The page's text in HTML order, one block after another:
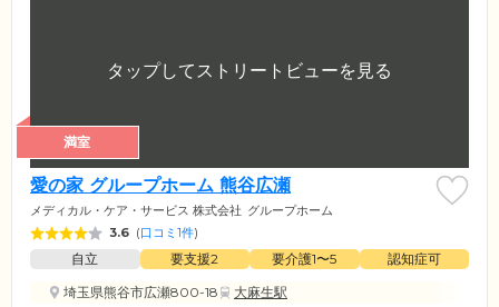
満室
愛の家 グループホーム 熊谷広瀬
メディカル・ケア・サービス 株式会社 グループホーム
3.6 (口コミ1件)
自立 要支援2 要介護1〜5
認知症可
埼玉県熊谷市広瀬800-18
大麻生駅